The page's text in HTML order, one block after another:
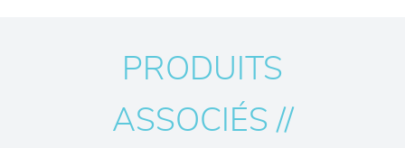
PRODUITS
ASSOCIÉS //